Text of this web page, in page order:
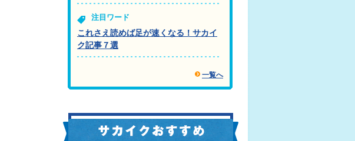
注目ワード
これさえ読めば足が速くなる！サカイ
ク記事７選
一覧へ